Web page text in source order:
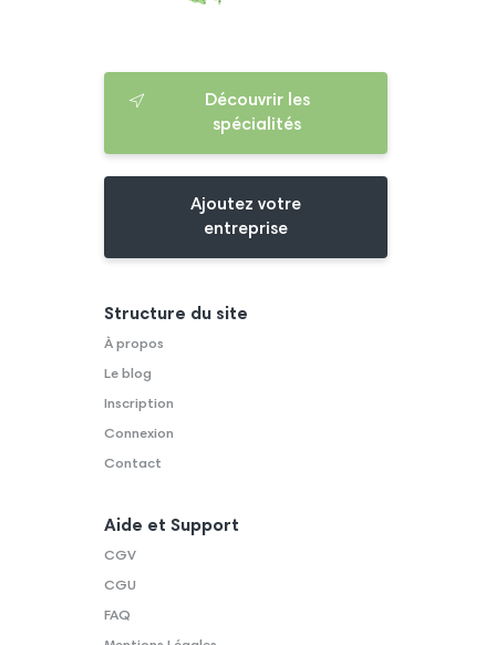
Découvrir les
spécialités
Ajoutez votre
entreprise
Structure du site
À propos
Le blog
Inscription
Connexion
Contact
Aide et Support
CGV
CGU
FAQ